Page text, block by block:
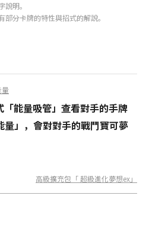
明。
分卡牌的特性與招式的解說。
量
能量吸管」查看對手的手牌
量」，會對對手的戰鬥寶可夢
高級擴充包「 超級進化夢想ex」